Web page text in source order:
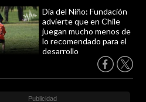
Día del Niño: Fundación
advierte que en Chile
juegan mucho menos de
lo recomendado para el
desarrollo